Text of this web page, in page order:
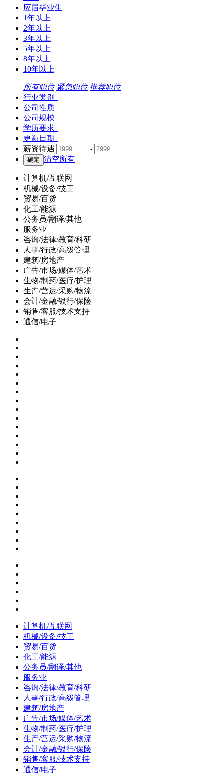
应届毕业生
1年以上
2年以上
3年以上
5年以上
8年以上
10年以上
所有职位 紧急职位 推荐职位
行业类别
公司性质
公司规模
学历要求
更新日期
薪资待遇
-
清空所有
计算机/互联网
机械/设备/技工
贸易/百货
化工/能源
公务员/翻译/其他
服务业
咨询/法律/教育/科研
人事/行政/高级管理
建筑/房地产
广告/市场/媒体/艺术
生物/制药/医疗/护理
生产/营运/采购/物流
会计/金融/银行/保险
销售/客服/技术支持
通信/电子
计算机/互联网
机械/设备/技工
贸易/百货
化工/能源
公务员/翻译/其他
服务业
咨询/法律/教育/科研
人事/行政/高级管理
建筑/房地产
广告/市场/媒体/艺术
生物/制药/医疗/护理
生产/营运/采购/物流
会计/金融/银行/保险
销售/客服/技术支持
通信/电子